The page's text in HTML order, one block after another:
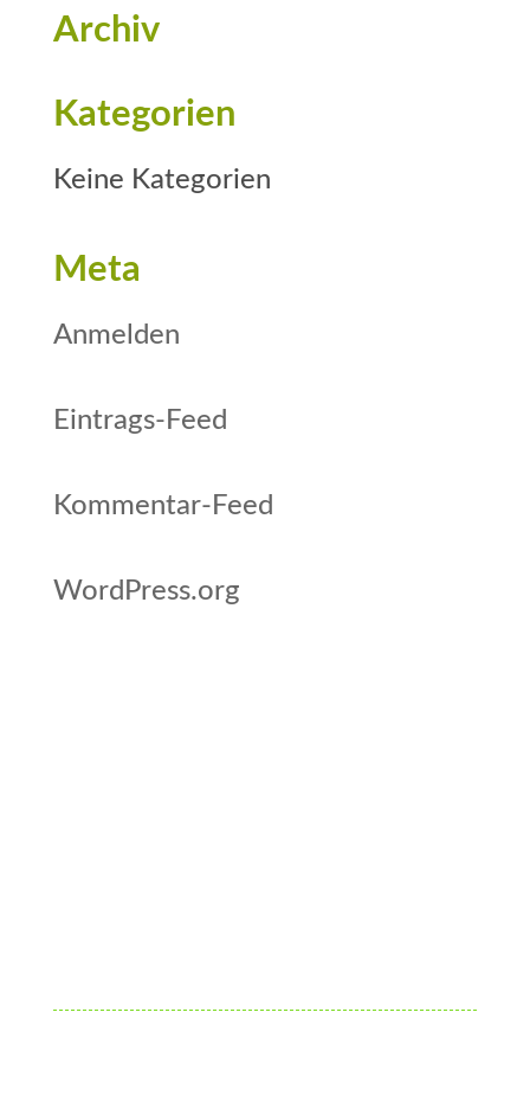
Archiv
Kategorien
Keine Kategorien
Meta
Anmelden
Eintrags-Feed
Kommentar-Feed
WordPress.org